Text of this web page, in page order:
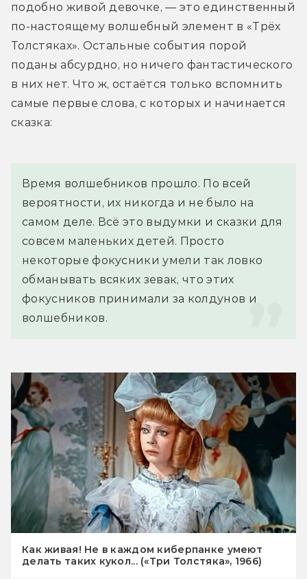
подобно живой девочке, — это единственный
по-настоящему волшебный элемент в «Трёх
Толстяках». Остальные события порой
поданы абсурдно, но ничего фантастического
в них нет. Что ж, остаётся только вспомнить
самые первые слова, с которых и начинается
сказка:
Время волшебников прошло. По всей
вероятности, их никогда и не было на
самом деле. Всё это выдумки и сказки для
совсем маленьких детей. Просто
некоторые фокусники умели так ловко
обманывать всяких зевак, что этих
фокусников принимали за колдунов и
волшебников.
Как живая! Не в каждом киберпанке умеют
делать таких кукол... («Три Толстяка», 1966)